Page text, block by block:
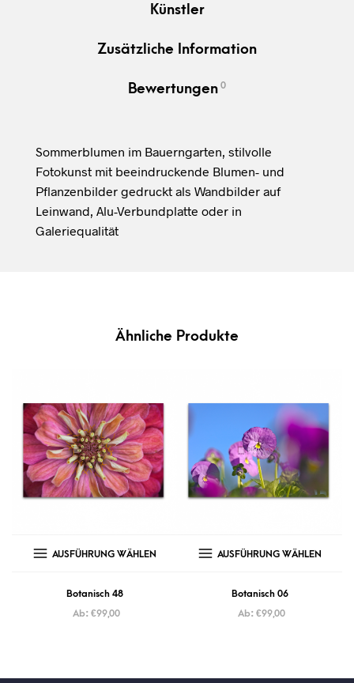
Künstler
Zusätzliche Information
Bewertungen 0
Sommerblumen im Bauerngarten, stilvolle
Fotokunst mit beeindruckende Blumen- und
Pflanzenbilder gedruckt als Wandbilder auf
Leinwand, Alu-Verbundplatte oder in
Galeriequalität
Ähnliche Produkte
AUSFÜHRUNG WÄHLEN
Botanisch 48
Ab: €99,00
AUSFÜHRUNG WÄHLEN
Botanisch 06
Ab: €99,00